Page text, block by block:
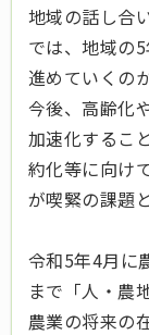
地域の話し合
では、地域の
進めていくの
今後、高齢化
加速化するこ
約化等に向け
が喫緊の課題
令和5年4月に
まで「人・農
農業の将来の